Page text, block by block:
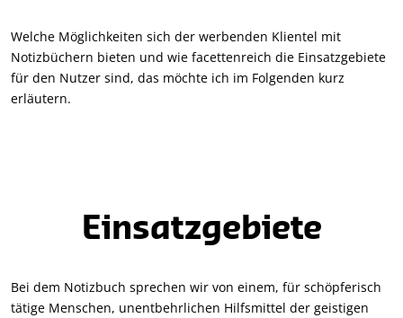
Welche Möglichkeiten sich der werbenden Klientel mit
Notizbüchern bieten und wie facettenreich die Einsatzgebiete
für den Nutzer sind, das möchte ich im Folgenden kurz
erläutern.
Einsatzgebiete
Bei dem Notizbuch sprechen wir von einem, für schöpferisch
tätige Menschen, unentbehrlichen Hilfsmittel der geistigen